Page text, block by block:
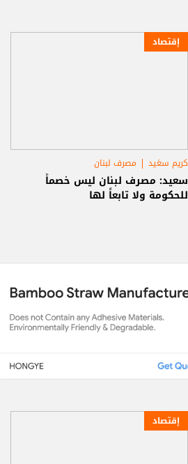
إقتصاد
كريم سعَيد مصرف لبنان
سعيد: مصرف لبنان ليس خصماً
للحكومة ولا تابعاً لها
إقتصاد